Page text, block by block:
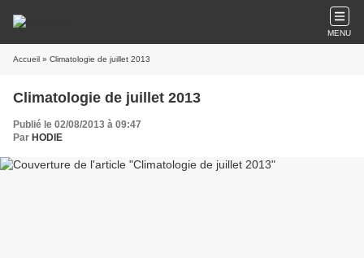
MENU
Accueil » Climatologie de juillet 2013
Climatologie de juillet 2013
Publié le 02/08/2013 à 09:47
Par HODIE